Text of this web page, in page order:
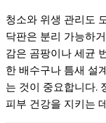
청소와 위생 관리도
닥판은 분리 가능하
감은 곰팡이나 세균
한 배수구나 틈새 설
는 것이 중요합니다.
피부 건강을 지키는